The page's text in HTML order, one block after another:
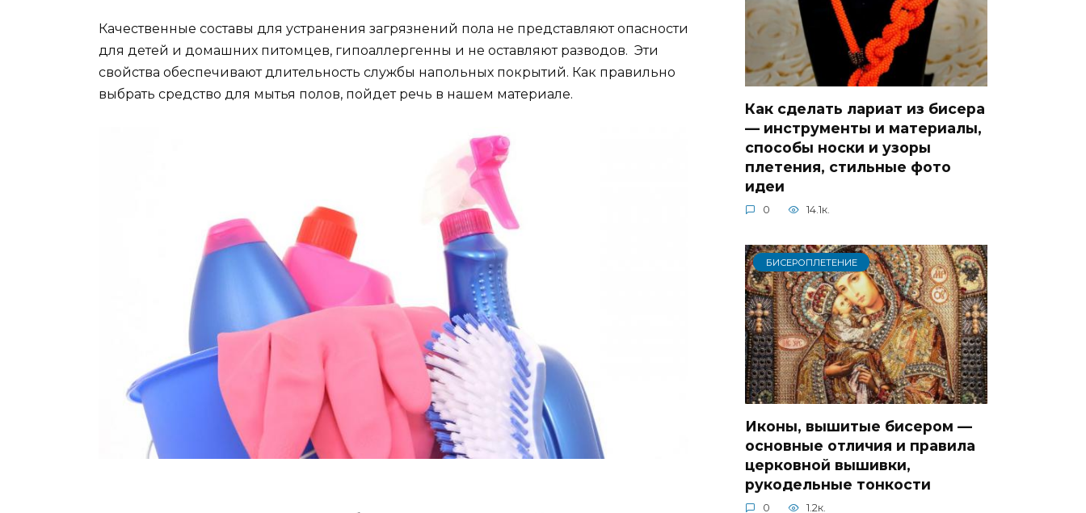
Качественные составы для устранения загрязнений пола не представляют опасности
для детей и домашних питомцев, гипоаллергенны и не оставляют разводов. Эти
свойства обеспечивают длительность службы напольных покрытий. Как правильно
выбрать средство для мытья полов, пойдет речь в нашем материале.
Как сделать лариат из бисера
— инструменты и материалы,
способы носки и узоры
плетения, стильные фото
идеи
0 14.1к.
БИСЕРОПЛЕТЕНИЕ
Иконы, вышитые бисером —
основные отличия и правила
церковной вышивки,
рукодельные тонкости
0 1.2к.